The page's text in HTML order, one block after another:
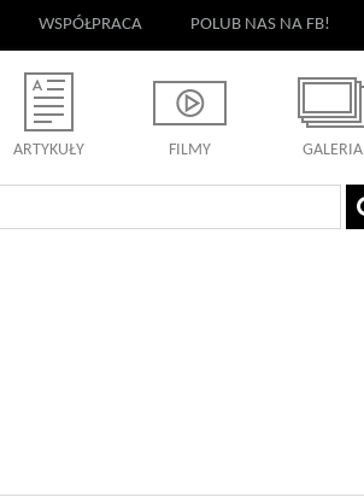
WSPÓŁPRACA POLUB NAS NA FB!
ARTYKUŁY FILMY GALERIA